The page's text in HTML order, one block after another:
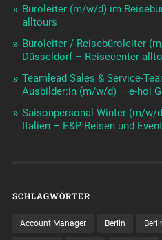
Büroleiter (m/w/d) im
alltours
Büroleiter / Reisebüroleiter
Düsseldorf – Reisecenter
Teamlead Sales & Service-
Ausbilder:in (m/w/d) – e-hoi
Saisonpersonal Winter (m/w/
Italien – E&P Reisen und
SCHLAGWÖRTER
Account Manager Berlin